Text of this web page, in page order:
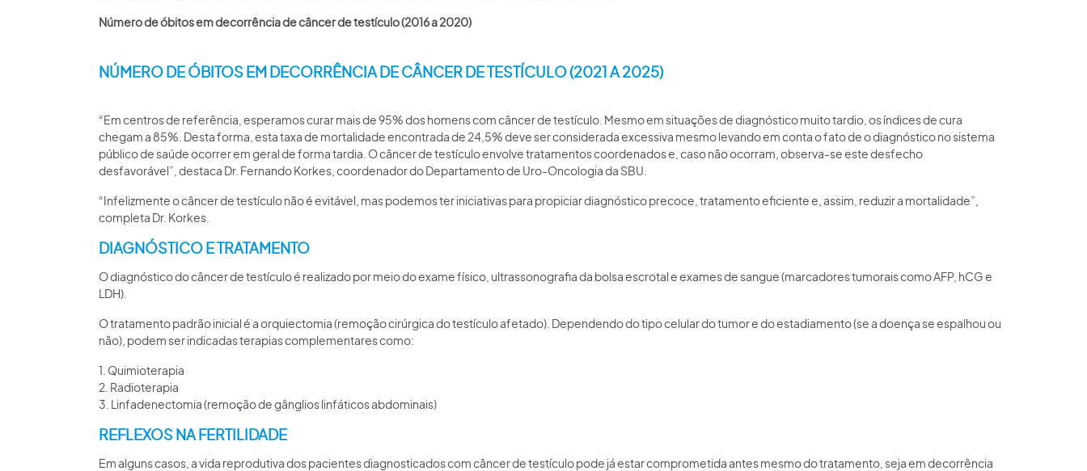
Número de óbitos em decorrência de câncer de testículo (2016 a 2020)
NÚMERO DE ÓBITOS EM DECORRÊNCIA DE CÂNCER DE TESTÍCULO (2021 A 2025)
“Em centros de referência, esperamos curar mais de 95% dos homens com câncer de testículo. Mesmo em situações de diagnóstico muito tardio, os índices de cura
chegam a 85%. Desta forma, esta taxa de mortalidade encontrada de 24,5% deve ser considerada excessiva mesmo levando em conta o fato de o diagnóstico no sistema
público de saúde ocorrer em geral de forma tardia. O câncer de testículo envolve tratamentos coordenados e, caso não ocorram, observa-se este desfecho
desfavorável”, destaca Dr. Fernando Korkes, coordenador do Departamento de Uro-Oncologia da SBU.
“Infelizmente o câncer de testículo não é evitável, mas podemos ter iniciativas para propiciar diagnóstico precoce, tratamento eficiente e, assim, reduzir a mortalidade”,
completa Dr. Korkes.
DIAGNÓSTICO E TRATAMENTO
O diagnóstico do câncer de testículo é realizado por meio do exame físico, ultrassonografia da bolsa escrotal e exames de sangue (marcadores tumorais como AFP, hCG e
LDH).
O tratamento padrão inicial é a orquiectomia (remoção cirúrgica do testículo afetado). Dependendo do tipo celular do tumor e do estadiamento (se a doença se espalhou ou
não), podem ser indicadas terapias complementares como:
1. Quimioterapia
2. Radioterapia
3. Linfadenectomia (remoção de gânglios linfáticos abdominais)
REFLEXOS NA FERTILIDADE
Em alguns casos, a vida reprodutiva dos pacientes diagnosticados com câncer de testículo pode já estar comprometida antes mesmo do tratamento, seja em decorrência